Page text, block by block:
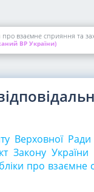
взаємне сприяння та
ВР України)
Верховної
Закону
про взаємне